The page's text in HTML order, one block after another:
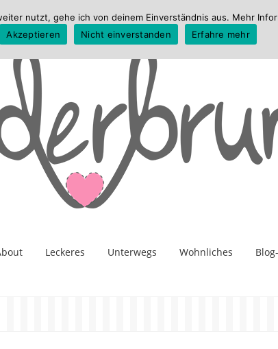
Leckeres Unterwegs Wohnliches
nutzt, gehe ich von deinem Einverständnis aus. Mehr
Akzeptieren
Nicht einverstanden Erfahre mehr